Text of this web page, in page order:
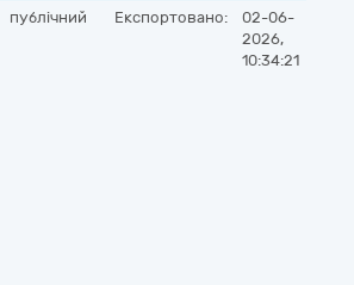
публічний Експортовано:
02-06-
2026,
10:34:21